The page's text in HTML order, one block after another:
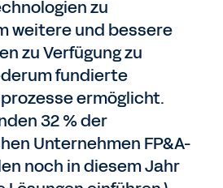
zu
weitere und bessere
zu Verfügung zu
fundierte
ermöglicht.
32 % der
Unternehmen FP&A-
noch in diesem Jahr